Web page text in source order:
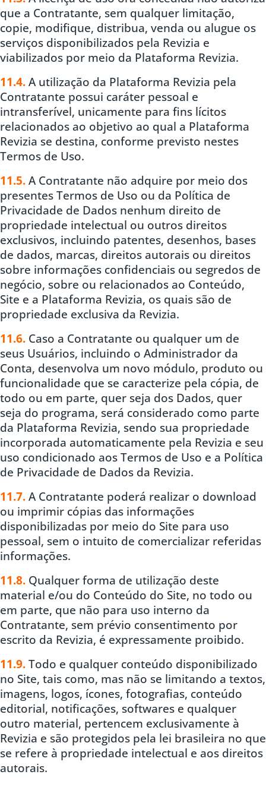
que a Contratante, sem qualquer limitação,
copie, modifique, distribua, venda ou alugue os
serviços disponibilizados pela Revizia e
viabilizados por meio da Plataforma Revizia.
11.4. A utilização da Plataforma Revizia pela
Contratante possui caráter pessoal e
intransferível, unicamente para fins lícitos
relacionados ao objetivo ao qual a Plataforma
Revizia se destina, conforme previsto nestes
Termos de Uso.
11.5. A Contratante não adquire por meio dos
presentes Termos de Uso ou da Política de
Privacidade de Dados nenhum direito de
propriedade intelectual ou outros direitos
exclusivos, incluindo patentes, desenhos, bases
de dados, marcas, direitos autorais ou direitos
sobre informações confidenciais ou segredos de
negócio, sobre ou relacionados ao Conteúdo,
Site e a Plataforma Revizia, os quais são de
propriedade exclusiva da Revizia.
11.6. Caso a Contratante ou qualquer um de
seus Usuários, incluindo o Administrador da
Conta, desenvolva um novo módulo, produto ou
funcionalidade que se caracterize pela cópia, de
todo ou em parte, quer seja dos Dados, quer
seja do programa, será considerado como parte
da Plataforma Revizia, sendo sua propriedade
incorporada automaticamente pela Revizia e seu
uso condicionado aos Termos de Uso e a Política
de Privacidade de Dados da Revizia.
11.7. A Contratante poderá realizar o download
ou imprimir cópias das informações
disponibilizadas por meio do Site para uso
pessoal, sem o intuito de comercializar referidas
informações.
11.8. Qualquer forma de utilização deste
material e/ou do Conteúdo do Site, no todo ou
em parte, que não para uso interno da
Contratante, sem prévio consentimento por
escrito da Revizia, é expressamente proibido.
11.9. Todo e qualquer conteúdo disponibilizado
no Site, tais como, mas não se limitando a textos,
imagens, logos, ícones, fotografias, conteúdo
editorial, notificações, softwares e qualquer
outro material, pertencem exclusivamente à
Revizia e são protegidos pela lei brasileira no que
se refere à propriedade intelectual e aos direitos
autorais.